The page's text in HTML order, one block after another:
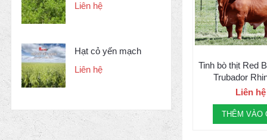
Liên hệ
Hạt cỏ yến mạch
Liên hệ
Tinh bò thịt Red
Trubador
Liên hệ
THÊM VÀO